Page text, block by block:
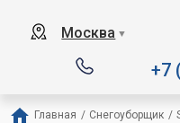
Москва ▼
+7
Главная / Снегоуборщик /